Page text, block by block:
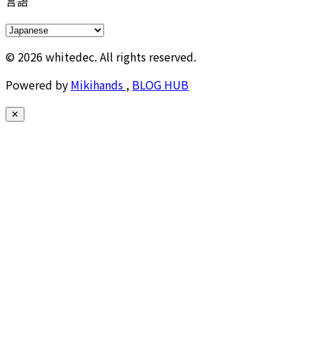
© 2026 whitedec. All rights reserved.
Powered by Mikihands , BLOG HUB
✕